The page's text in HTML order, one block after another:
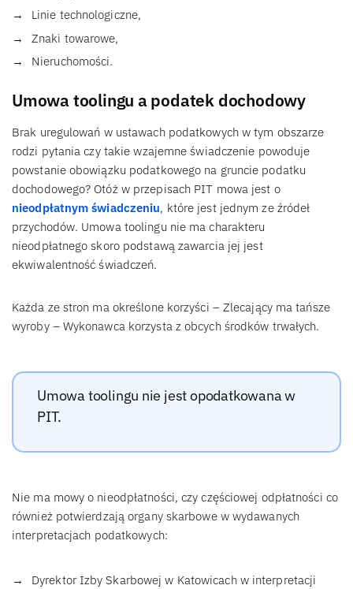
Linie technologiczne,
Znaki towarowe,
Nieruchomości.
Umowa toolingu a podatek dochodowy
Brak uregulowań w ustawach podatkowych w tym obszarze
rodzi pytania czy takie wzajemne świadczenie powoduje
powstanie obowiązku podatkowego na gruncie podatku
dochodowego? Otóż w przepisach PIT mowa jest o
nieodpłatnym świadczeniu, które jest jednym ze źródeł
przychodów. Umowa toolingu nie ma charakteru
nieodpłatnego skoro podstawą zawarcia jej jest
ekwiwalentność świadczeń.
Każda ze stron ma określone korzyści – Zlecający ma tańsze
wyroby – Wykonawca korzysta z obcych środków trwałych.
Umowa toolingu nie jest opodatkowana w
PIT.
Nie ma mowy o nieodpłatności, czy częściowej odpłatności co
również potwierdzają organy skarbowe w wydawanych
interpretacjach podatkowych:
Dyrektor Izby Skarbowej w Katowicach w interpretacji